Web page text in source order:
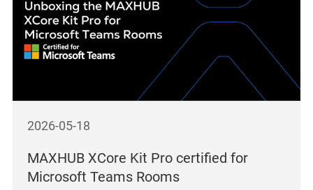
2026-05-18
MAXHUB XCore Kit Pro certified for
Microsoft Teams Rooms